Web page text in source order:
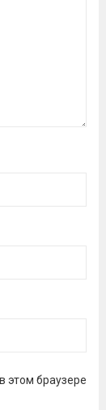
этом браузере